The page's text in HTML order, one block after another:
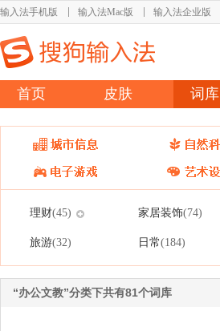
输入法手机版 输入法Mac版 输入法企业版
首页 皮肤 词库
理财(45) 家居装饰(74)
旅游(32) 日常(184)
“办公文教”分类下共有81个词库